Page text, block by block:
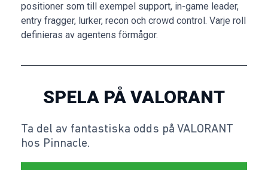
positioner som till exempel support, in-game leader,
entry fragger, lurker, recon och crowd control. Varje roll
definieras av agentens förmågor.
SPELA PÅ VALORANT
Ta del av fantastiska odds på VALORANT
hos Pinnacle.